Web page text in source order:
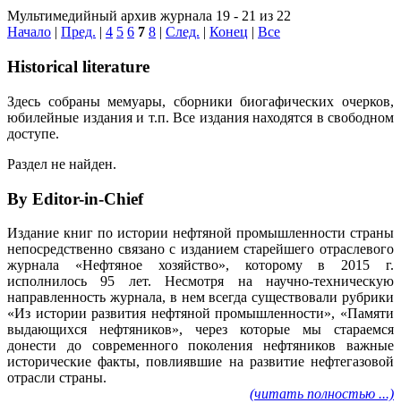
Мультимедийный архив журнала 19 - 21 из 22
Начало | Пред. | 4 5 6 7 8 | След. | Конец | Все
Historical literature
Здесь собраны мемуары, сборники биогафических очерков,
юбилейные издания и т.п. Все издания находятся в свободном
доступе.
Раздел не найден.
By Editor-in-Chief
Издание книг по истории нефтяной промышленности страны
непосредственно связано с изданием старейшего отраслевого
журнала «Нефтяное хозяйство», которому в 2015 г.
исполнилось 95 лет. Несмотря на научно-техническую
направленность журнала, в нем всегда существовали рубрики
«Из истории развития нефтяной промышленности», «Памяти
выдающихся нефтяников», через которые мы стараемся
донести до современного поколения нефтяников важные
исторические факты, повлиявшие на развитие нефтегазовой
отрасли страны.
(читать полностью ...)